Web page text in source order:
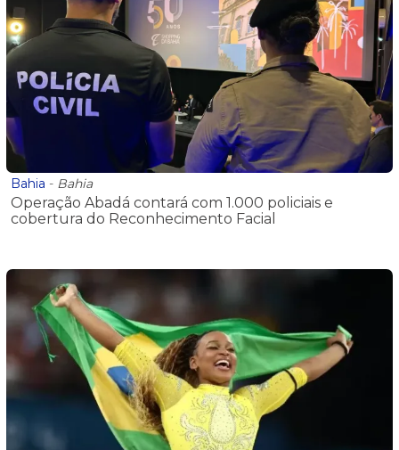
Bahia - Bahia
Operação Abadá contará com 1.000 policiais e
cobertura do Reconhecimento Facial